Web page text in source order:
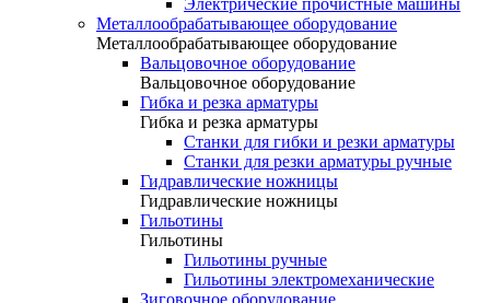
Электрические прочистные машины
Металлообрабатывающее оборудование
Металлообрабатывающее оборудование
Вальцовочное оборудование
Вальцовочное оборудование
Гибка и резка арматуры
Гибка и резка арматуры
Станки для гибки и резки арматуры
Станки для резки арматуры ручные
Гидравлические ножницы
Гидравлические ножницы
Гильотины
Гильотины
Гильотины ручные
Гильотины электромеханические
Зиговочное оборудование